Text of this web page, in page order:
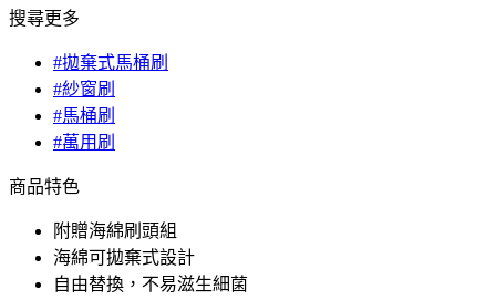
搜尋更多
#拋棄式馬桶刷
#紗窗刷
#馬桶刷
#萬用刷
商品特色
附贈海綿刷頭組
海綿可拋棄式設計
自由替換，不易滋生細菌